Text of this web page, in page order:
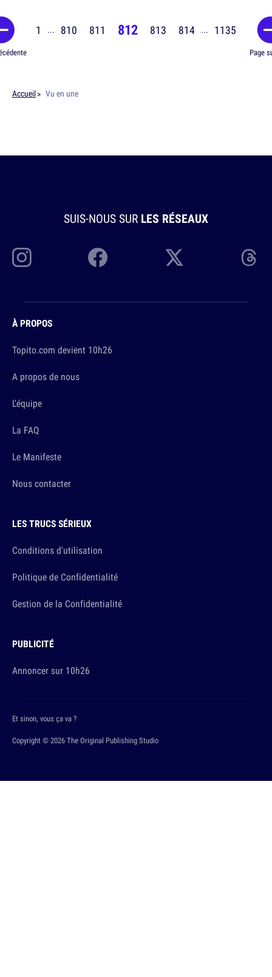
1 ... 810 811 812 813 814 ... 1135
Page
Accueil Vu en une
SUIS-NOUS SUR LES RÉSEAUX
À PROPOS
Topito.com devient 10h26
A propos de nous
L'équipe
La FAQ
Le Manifeste
Nous contacter
LES TRUCS SÉRIEUX
Conditions d'utilisation
Politique de Confidentialité
Gestion de la Confidentialité
PUBLICITÉ
Annoncer sur 10h26
Copyright © 2026 The Original Publishing Studio
Et sinon, vous ça va ?